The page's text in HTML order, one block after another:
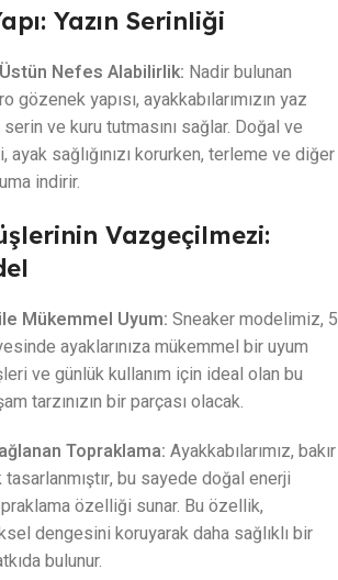
Yazın Serinliği
Nefes Alabilirlik: Nadir bulunan
yapısı, ayakkabılarımızın yaz
serin ve kuru tutmasını sağlar. Doğal ve
ayak sağlığınızı korurken, terleme ve diğer
indirir.
Vazgeçilmezi:
Mükemmel Uyum: Sneaker modelimiz, 5
ayaklarınıza mükemmel bir uyum
ve günlük kullanım için ideal olan bu
tarzınızın bir parçası olacak.
Topraklama: Ayakkabılarımız, bakır
bu sayede doğal enerji
özelliği sunar. Bu özellik,
dengesini koruyarak daha sağlıklı bir
bulunur.